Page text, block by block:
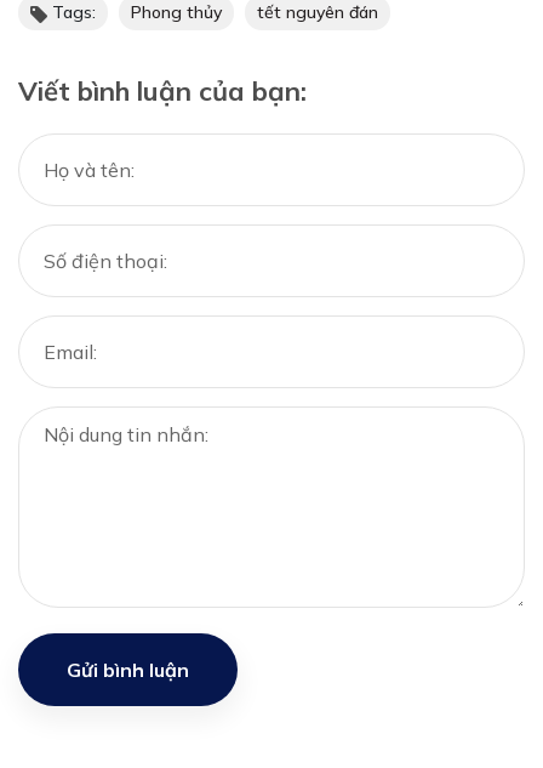
Tags: Phong thủy tết nguyên đán
Viết bình luận của bạn:
Gửi bình luận